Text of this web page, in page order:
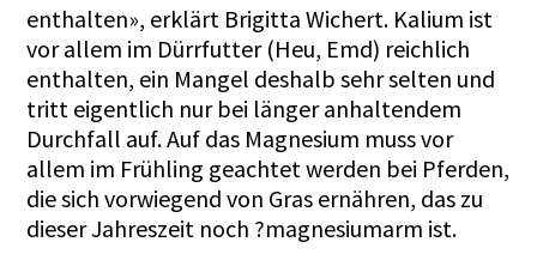
enthalten», erklärt Brigitta Wichert. Kalium ist
vor allem im Dürrfutter (Heu, Emd) reichlich
enthalten, ein Mangel deshalb sehr selten und
tritt eigentlich nur bei länger anhaltendem
Durchfall auf. Auf das Magnesium muss vor
allem im Frühling geachtet werden bei Pferden,
die sich vorwiegend von Gras ernähren, das zu
dieser Jahreszeit noch ?magnesiumarm ist.